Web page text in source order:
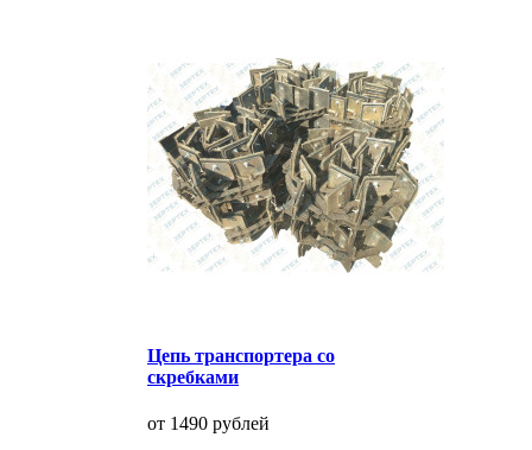
Цепь транспортера со
скребками
от 1490 рублей